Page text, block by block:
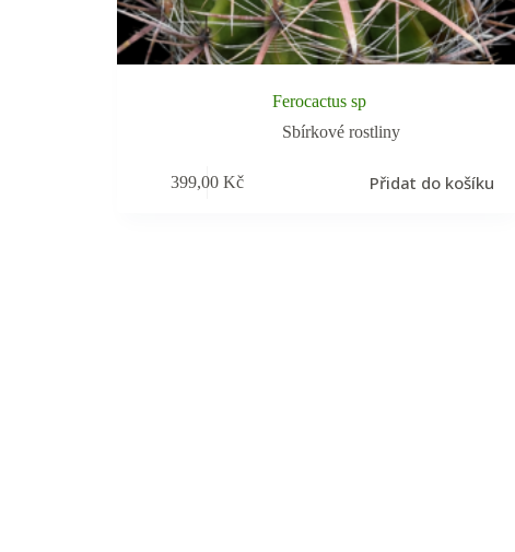
Ferocactus sp
Sbírkové rostliny
399,00Kč Přidat do košíku